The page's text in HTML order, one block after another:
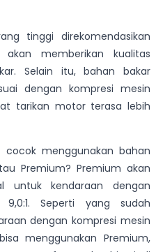
tinggi direkomendasikan
memberikan kualitas
Selain itu, bahan bakar
dengan kompresi mesin
tarikan motor terasa lebih
cocok menggunakan bahan
Premium? Premium akan
untuk kendaraan dengan
Seperti yang sudah
dengan kompresi mesin
menggunakan Premium,